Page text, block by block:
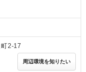
2-17
周辺環境を知りたい